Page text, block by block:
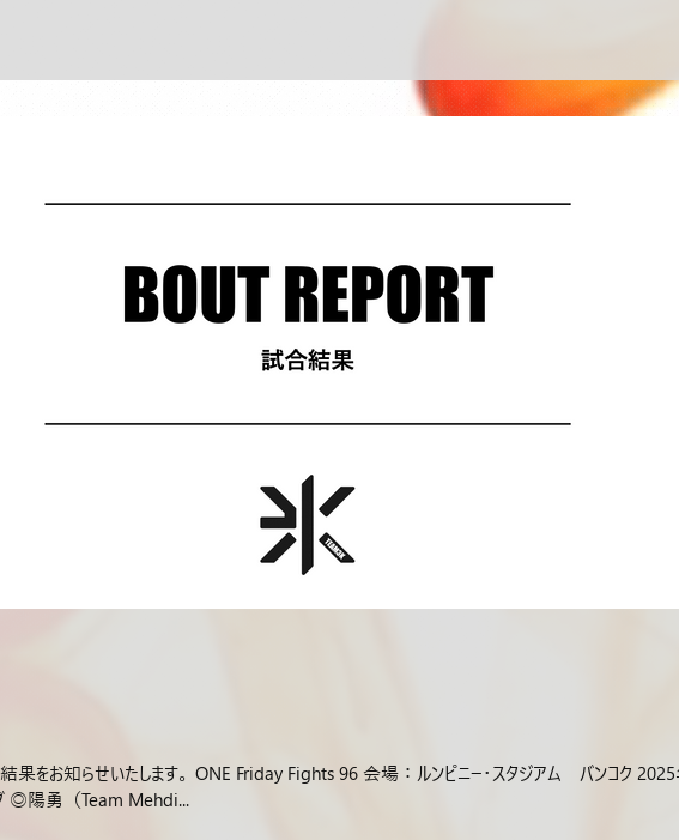
をお知らせいたします。 ONE Friday Fights 96 会場：ルンピニー・スタジアム バンコク
◎陽勇（Team Mehdi...